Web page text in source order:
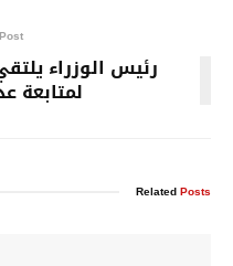
رئيس الوزراء
لمتابعة
RelatedPosts